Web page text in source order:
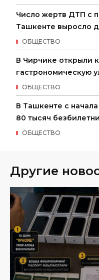
Число жертв ДТП с
Ташкенте выросло
ОБЩЕСТВО
В Чирчике открыли
гастрономическую
ОБЩЕСТВО
В Ташкенте с
80 тысяч
ОБЩЕСТВО
Другие